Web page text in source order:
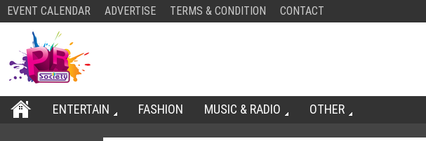
EVENT CALENDAR ADVERTISE TERMS & CONDITION CONTACT
ENTERTAIN FASHION MUSIC & RADIO OTHER